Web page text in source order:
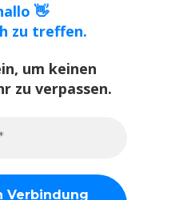
👋
zu treffen.
um keinen
zu verpassen.